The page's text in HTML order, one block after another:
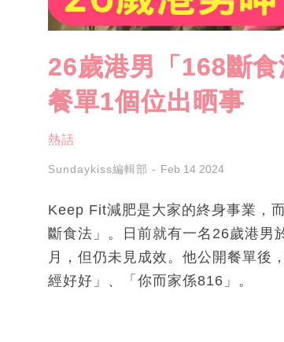
26歲港男「168斷
餐單1個位出晒事
熱話
Sundaykiss編輯部 Feb 14 2024
Keep Fit減肥是大家的終身事業，
斷食法」。日前就有一名26歲港男
月，但仍未見成效。他公開餐單後
經好好」、「你而家係816」。